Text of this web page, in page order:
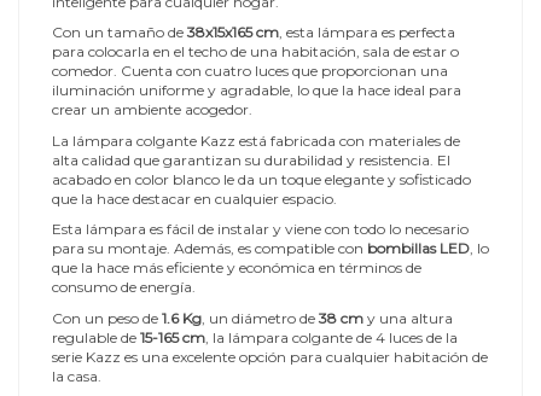
Con un tamaño de 38x15x165 cm, esta lámpara es perfecta
para colocarla en el techo de una habitación, sala de estar o
comedor. Cuenta con cuatro luces que proporcionan una
iluminación uniforme y agradable, lo que la hace ideal para
crear un ambiente acogedor.
La lámpara colgante Kazz está fabricada con materiales de
alta calidad que garantizan su durabilidad y resistencia. El
acabado en color blanco le da un toque elegante y sofisticado
que la hace destacar en cualquier espacio.
Esta lámpara es fácil de instalar y viene con todo lo necesario
para su montaje. Además, es compatible con bombillas LED, lo
que la hace más eficiente y económica en términos de
consumo de energía.
Con un peso de 1.6 Kg , un diámetro de 38 cm y una altura
regulable de 15-165 cm , la lámpara colgante de 4 luces de la
serie Kazz es una excelente opción para cualquier habitación de
la casa.